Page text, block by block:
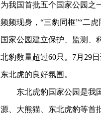
为我国首批五个国家公园之
频频现身，“三豹同框”“二
国家公园建立保护、监测、
北豹数量超过60只。7月29
东北虎的良好氛围。
东北虎豹国家公园是我
源、大熊猫、东北虎豹等首